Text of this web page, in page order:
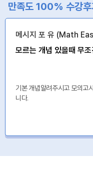
만족도 100% 수강후
메시지 포 유 (Math
모르는 개념 있을때 무
기본 개념알려주시고 모의고
니다.